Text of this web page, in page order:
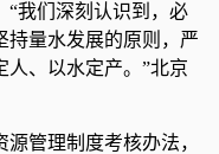
“我们深刻认识到，必
持量水发展的原则，严
、以水定产。”北京
管理制度考核办法，